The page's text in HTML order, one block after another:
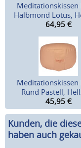
Meditationskissen
Halbmond Lotus,
64,95 €
Meditationskissen
Rund Pastell,
45,95 €
Kunden, die
haben auch